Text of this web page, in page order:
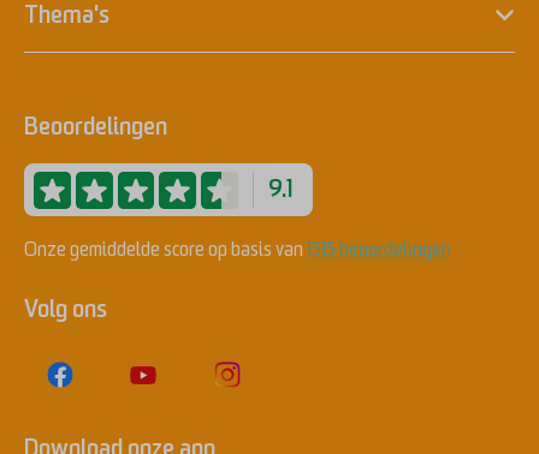
Thema's
Beoordelingen
9.1
Onze gemiddelde score op basis van 1515 beoordelingen
Volg ons